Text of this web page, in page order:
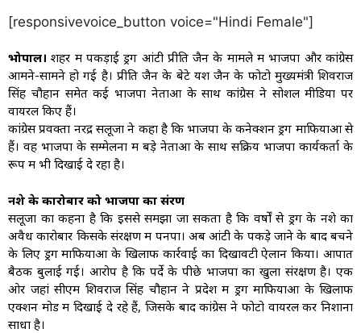
[responsivevoice_button voice="Hindi Female"]
भोपाल। शहर में पकड़ाई ड्रग आंटी प्रीति जैन के मामले में भाजपा और कांग्रेस
आमने-सामने हो गई है। प्रीति जैन के बेटे यश जैन के फोटो मुख्यमंत्री शिवराज
सिंह चौहान समेत कई भाजपा नेताओं के साथ कांग्रेस ने सोशल मीडिया पर
वायरल किए हैं।
कांग्रेस प्रवक्ता नरेंद्र सलूजा ने कहा है कि भाजपा के कनेक्शन ड्रग माफियाओं से
हैं। वह भाजपा के सम्मेलनों में बड़े नेताओं के साथ सक्रिय भाजपा कार्यकर्ता के
रूप में भी दिखाई दे रहा है।
नशे के कारोबार को भाजपा का संरक्षण
सलूजा का कहना है कि इससे समझा जा सकता है कि वर्षों से ड्रग के नशे का
अवैध कारोबार किसके संरक्षण में पनपा। अब आंटी के पकड़े जाने के बाद बचने
के लिए ड्रग माफियाओं के खिलाफ कार्रवाई का दिखावटी ऐलान किया। आपात
बैठक बुलाई गई। आरोप है कि पर्दे के पीछे भाजपा का खुला संरक्षण है। एक
ओर जहां सीएम शिवराज सिंह चौहान ने प्रदेश में ड्रग माफियाओं के खिलाफ
एक्शन मोड में दिखाई दे रहे हैं, जिसके बाद कांग्रेस ने फोटो वायरल कर निशाना
साधा है।